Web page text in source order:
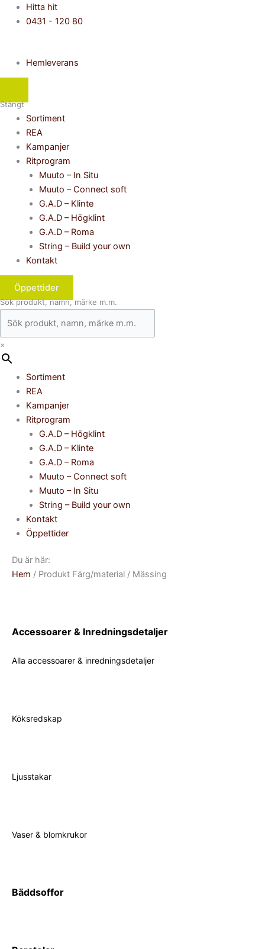
Hoppa Hitta hit
0431 - 120 80
Hemleverans
Stängt
Main
Menu
Sortiment
REA
Kampanjer
Ritprogram
Muuto – In Situ
Muuto – Connect soft
G.A.D – Klinte
G.A.D – Högklint
G.A.D – Roma
String – Build your own
Kontakt
Öppettider
Sök produkt, namn, märke m.m.
×
Flyout
Menu
Sortiment
REA
Kampanjer
Ritprogram
G.A.D – Högklint
G.A.D – Klinte
G.A.D – Roma
Muuto – Connect soft
Muuto – In Situ
String – Build your own
Kontakt
Öppettider
Du är här:
Hem / Produkt Färg/material / Mässing
Accessoarer & Inredningsdetaljer
Alla accessoarer & inredningsdetaljer
Köksredskap
Ljusstakar
Vaser & blomkrukor
Bäddsoffor